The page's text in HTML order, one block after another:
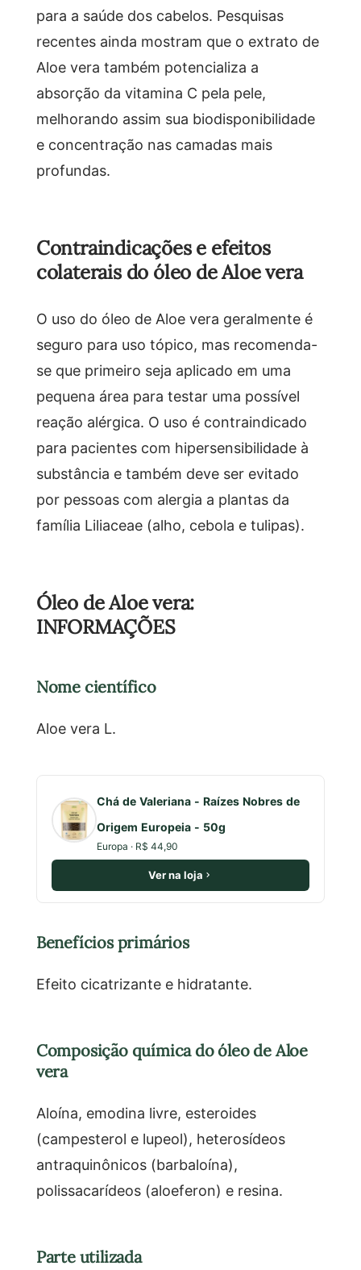
para a saúde dos cabelos. Pesquisas
recentes ainda mostram que o extrato de
Aloe vera também potencializa a
absorção da vitamina C pela pele,
melhorando assim sua biodisponibilidade
e concentração nas camadas mais
profundas.
Contraindicações e efeitos
colaterais do óleo de Aloe vera
O uso do óleo de Aloe vera geralmente é
seguro para uso tópico, mas recomenda-
se que primeiro seja aplicado em uma
pequena área para testar uma possível
reação alérgica. O uso é contraindicado
para pacientes com hipersensibilidade à
substância e também deve ser evitado
por pessoas com alergia a plantas da
família Liliaceae (alho, cebola e tulipas).
Óleo de Aloe vera:
INFORMAÇÕES
Nome científico
Aloe vera L.
Chá de Valeriana - Raízes Nobres de
Origem Europeia - 50g
Europa · R$ 44,90
Ver na loja
Benefícios primários
Efeito cicatrizante e hidratante.
Composição química do óleo de Aloe
vera
Aloína, emodina livre, esteroides
(campesterol e lupeol), heterosídeos
antraquinônicos (barbaloína),
polissacarídeos (aloeferon) e resina.
Parte utilizada